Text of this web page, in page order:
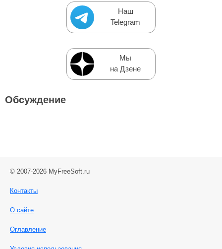
Наш
Telegram
Мы
на Дзене
Обсуждение
© 2007-2026 MyFreeSoft.ru
Контакты
О сайте
Оглавление